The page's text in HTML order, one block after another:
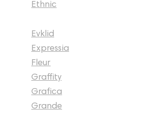
Ethnic
Evklid
Expressia
Fleur
Graffity
Grafica
Grande